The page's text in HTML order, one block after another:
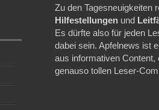
Zu den Tagesneuigkeiten
Hilfestellungen und
Es dürfte also für jeden
dabei sein. Apfelnews ist
aus informativen Content,
genauso tollen Leser-